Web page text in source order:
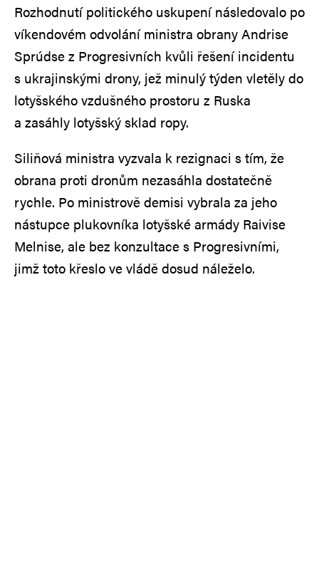
Rozhodnutí politického uskupení následovalo po
víkendovém odvolání ministra obrany Andrise
Sprúdse z Progresivních kvůli řešení incidentu
s ukrajinskými drony, jež minulý týden vletěly do
lotyšského vzdušného prostoru z Ruska
a zasáhly lotyšský sklad ropy.
Siliňová ministra vyzvala k rezignaci s tím, že
obrana proti dronům nezasáhla dostatečně
rychle. Po ministrově demisi vybrala za jeho
nástupce plukovníka lotyšské armády Raivise
Melnise, ale bez konzultace s Progresivními,
jimž toto křeslo ve vládě dosud náleželo.